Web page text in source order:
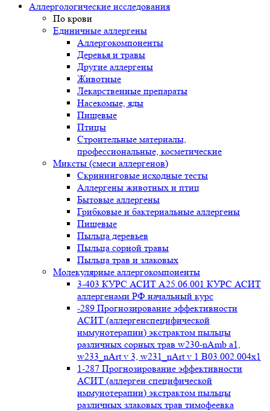
Аллергологические исследования
По крови
Единичные аллергены
Аллергокомпоненты
Деревья и травы
Другие аллергены
Животные
Лекарственные препараты
Насекомые, яды
Пищевые
Птицы
Строительные материалы,
профессиональные, косметические
Миксты (смеси аллергенов)
Cкрининговые исходные тесты
Аллергены животных и птиц
Бытовые аллергены
Грибковые и бактериальные аллергены
Пищевые
Пыльца деревьев
Пыльца сорной травы
Пыльца трав и злаковых
Молекулярные аллергокомпоненты
3-403 КУРС АСИТ А25.06.001 КУРС АСИТ
аллергенами РФ начальный курс
-289 Прогнозирование эффективности
АСИТ (аллергенспецифической
иммунотерапии) экстрактом пыльцы
различных сорных трав w230-nAmb a1,
w233_nArt v 3, w231_nArt v 1 В03.002.004x1
1-287 Прогнозирование эффективности
АСИТ (аллерген специфической
иммунотерапии) экстрактом пыльцы
различных злаковых трав тимофеевка